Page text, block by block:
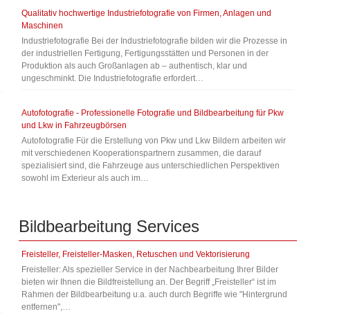
Qualitativ hochwertige Industriefotografie von Firmen, Anlagen und
Maschinen
Industriefotografie Bei der Industriefotografie bilden wir die Prozesse in
der industriellen Fertigung, Fertigungsstätten und Personen in der
Produktion als auch Großanlagen ab – authentisch, klar und
ungeschminkt. Die Industriefotografie erfordert…
Autofotografie - Professionelle Fotografie und Bildbearbeitung für Pkw
und Lkw in Fahrzeugbörsen
Autofotografie Für die Erstellung von Pkw und Lkw Bildern arbeiten wir
mit verschiedenen Kooperationspartnern zusammen, die darauf
spezialisiert sind, die Fahrzeuge aus unterschiedlichen Perspektiven
sowohl im Exterieur als auch im…
Bildbearbeitung Services
Freisteller, Freisteller-Masken, Retuschen und Vektorisierung
Freisteller: Als spezieller Service in der Nachbearbeitung Ihrer Bilder
bieten wir Ihnen die Bildfreistellung an. Der Begriff „Freisteller“ ist im
Rahmen der Bildbearbeitung u.a. auch durch Begriffe wie "Hintergrund
entfernen",…